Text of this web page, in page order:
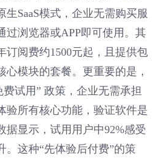
生SaaS模式，企业无需购买服
过浏览器或APP即可使用。其
订阅费约1500元起，且提供包
心模块的套餐。更重要的是，
费试用” 政策，企业无需承担
验所有核心功能，验证软件是
据显示，试用用户中92%感受
。这种“先体验后付费”的策